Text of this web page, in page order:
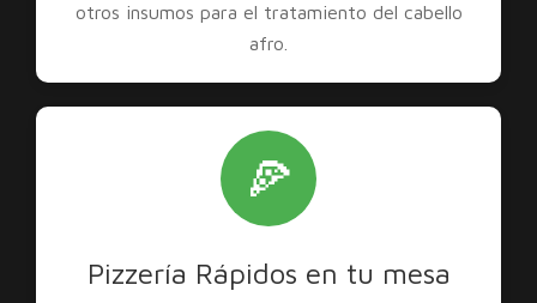
otros insumos para el tratamiento del cabello
afro.
🍕
Pizzería Rápidos en tu mesa